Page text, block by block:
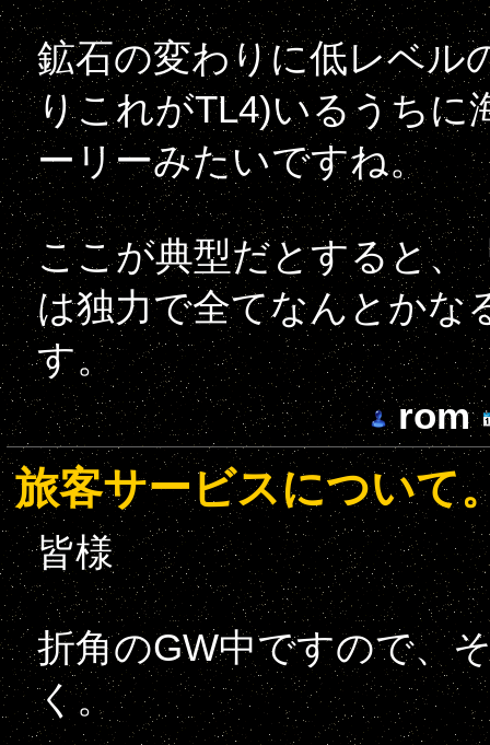
鉱石の変わりに低レベル
りこれがTL4)いるうちに
ーリーみたいですね。
ここが典型だとすると、
は独力で全てなんとかな
す。
rom
旅客サービスについて
皆様
折角のGW中ですので、
く。